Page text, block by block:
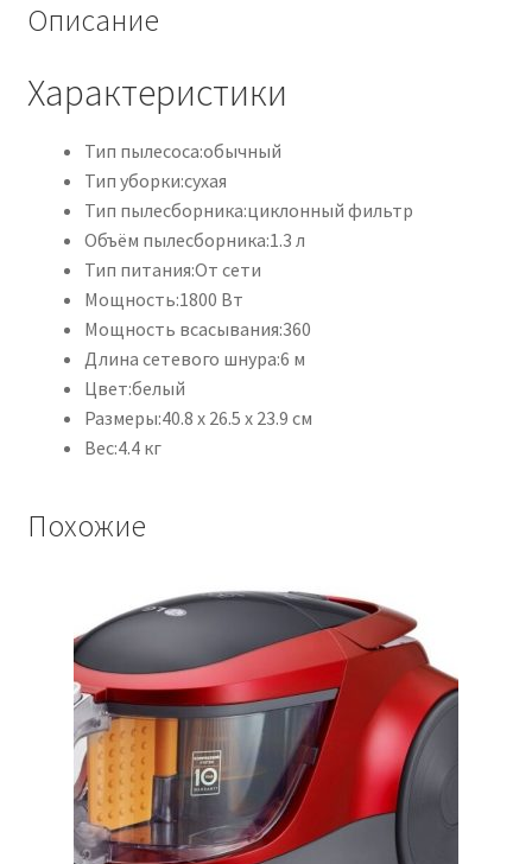
Описание
Характеристики
Тип пылесоса:обычный
Тип уборки:сухая
Тип пылесборника:циклонный фильтр
Объём пылесборника:1.3 л
Тип питания:От сети
Мощность:1800 Вт
Мощность всасывания:360
Длина сетевого шнура:6 м
Цвет:белый
Размеры:40.8 x 26.5 x 23.9 см
Вес:4.4 кг
Похожие